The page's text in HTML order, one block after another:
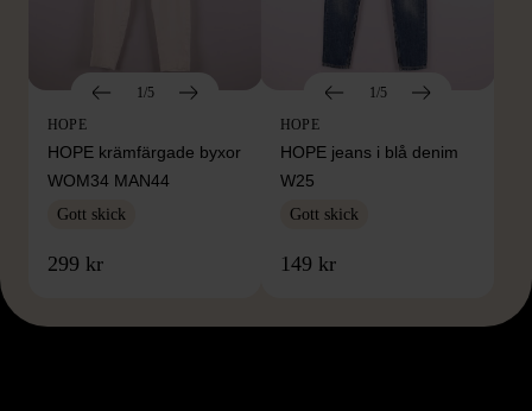
1/5
HOPE
HOPE krämfärgade byxor
WOM34 MAN44
Gott skick
299 kr
1/5
HOPE
HOPE jeans i blå denim
W25
Gott skick
149 kr